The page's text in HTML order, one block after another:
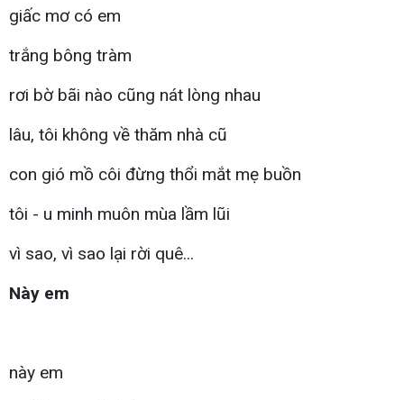
giấc mơ có em
trắng bông tràm
rơi bờ bãi nào cũng nát lòng nhau
lâu, tôi không về thăm nhà cũ
con gió mồ côi đừng thổi mắt mẹ buồn
tôi - u minh muôn mùa lầm lũi
vì sao, vì sao lại rời quê...
Này em
này em